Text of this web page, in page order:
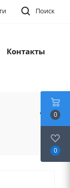
Поиск
Контакты
0
0